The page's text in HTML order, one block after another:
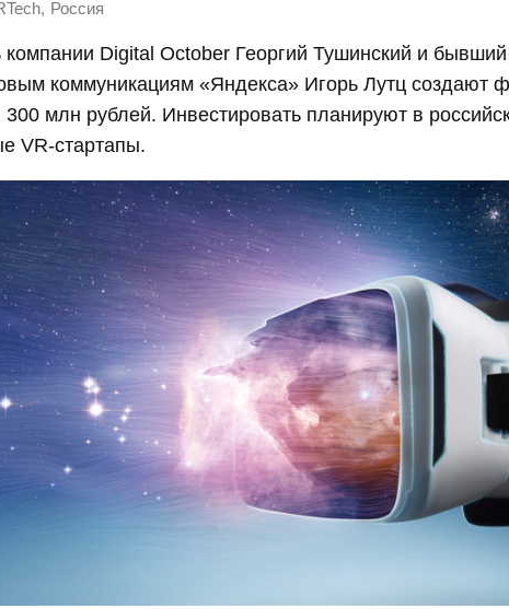
, Россия
компании Digital October Георгий Тушинский и
коммуникациям «Яндекса» Игорь Лутц создают
млн рублей. Инвестировать планируют в
VR-стартапы.